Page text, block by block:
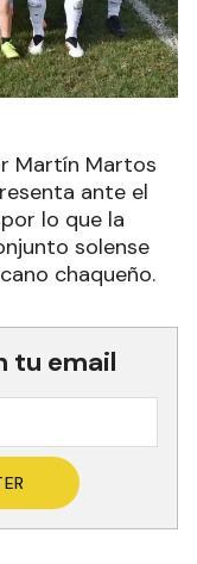
Martín Martos
ante el
lo que la
solense
chaqueño.
tu email